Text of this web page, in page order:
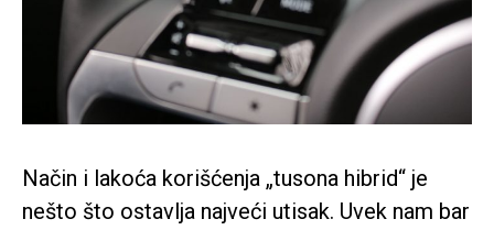
Način i lakoća korišćenja „tusona hibrid“ je
nešto što ostavlja najveći utisak. Uvek nam bar